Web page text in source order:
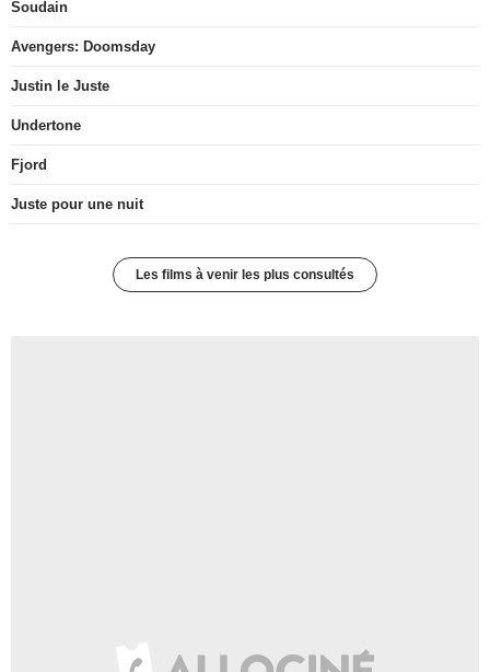
Soudain
Avengers: Doomsday
Justin le Juste
Undertone
Fjord
Juste pour une nuit
Les films à venir les plus consultés